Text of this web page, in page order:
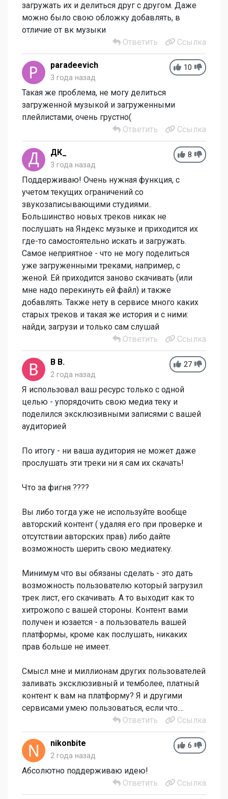
загружать их и делиться друг с другом. Даже
можно было свою обложку добавлять, в
отличие от вк музыки
Ответить
Ссылка
10
paradeevich
3 года назад
Такая же проблема, не могу делиться
загруженной музыкой и загруженными
плейлистами, очень грустно(
Ответить
Ссылка
8
ДК_
3 года назад
Поддерживаю! Очень нужная функция, с
учетом текущих ограничений со
звукозаписывающими студиями..
Большинство новых треков никак не
послушать на Яндекс музыке и приходится их
где-то самостоятельно искать и загружать.
Самое неприятное - что не могу поделиться
уже загруженными треками, например, с
женой. Ей приходится заново скачивать (или
мне надо перекинуть ей файл) и также
добавлять. Также нету в сервисе много каких
старых треков и такая же история и с ними:
найди, загрузи и только сам слушай
Ответить
Ссылка
27
В В.
2 года назад
Я использовал ваш ресурс только с одной
целью - упорядочить свою медиа теку и
поделился эксклюзивными записями с вашей
аудиторией
По итогу - ни ваша аудитория не может даже
прослушать эти треки ни я сам их скачать!
Что за фигня ????
Вы либо тогда уже не используйте вообще
авторский контент ( удаляя его при проверке и
отсутствии авторских прав) либо дайте
возможность шерить свою медиатеку.
Минимум что вы обязаны сделать - это дать
возможность пользователю который загрузил
трек лист, его скачивать. А то выходит как то
хитрожопо с вашей стороны. Контент вами
получен и юзается - а пользователь вашей
платформы, кроме как послушать, никаких
прав больше не имеет.
Смысл мне и миллионам других пользователей
заливать эксклюзивный и темболее, платный
контент к вам на платформу? Я и другими
сервисами умею пользоваться, если что....
Ответить
Ссылка
6
nikonbite
2 года назад
Абсолютно поддерживаю идею!
Ответить
Ссылка